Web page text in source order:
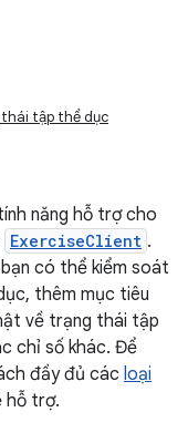
thái tập thể dục
năng hỗ trợ cho
ExerciseClient .
có thể kiểm soát
thêm mục tiêu
về trạng thái tập
chỉ số khác. Để
đầy đủ các loại
hỗ trợ.